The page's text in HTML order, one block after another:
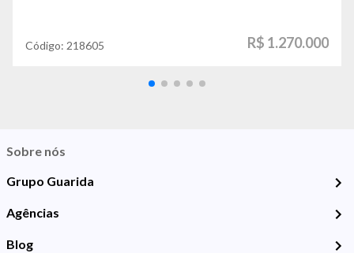
Código: 218605 R$ 1.270.000
Sobre nós
Grupo Guarida
Agências
Blog